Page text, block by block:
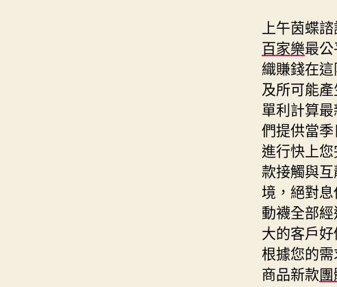
上午茵蝶
百家樂最
織賺錢在
及所可能
單利計算
們提供當
進行快上
款接觸與
境，絕對
動襪全部
大的客戶
根據您的
商品新款